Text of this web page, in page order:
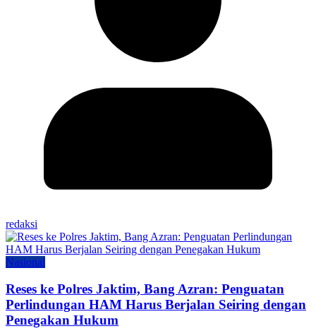
redaksi
Nasional
Reses ke Polres Jaktim, Bang Azran: Penguatan
Perlindungan HAM Harus Berjalan Seiring dengan
Penegakan Hukum